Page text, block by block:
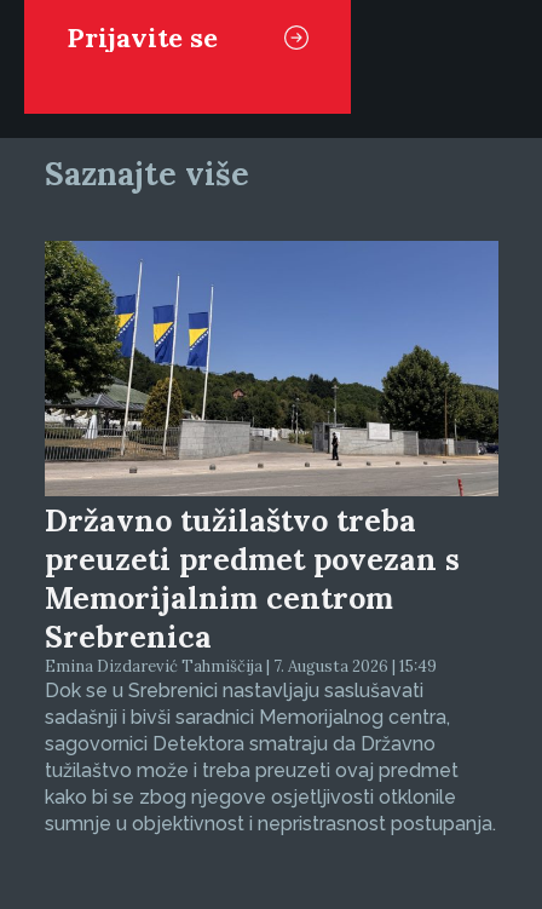
Saznajte više
Državno tužilaštvo treba
preuzeti predmet povezan s
Memorijalnim centrom
Srebrenica
Emina Dizdarević Tahmiščija | 7. Augusta 2026 | 15:49
Dok se u Srebrenici nastavljaju saslušavati
sadašnji i bivši saradnici Memorijalnog centra,
sagovornici Detektora smatraju da Državno
tužilaštvo može i treba preuzeti ovaj predmet
kako bi se zbog njegove osjetljivosti otklonile
sumnje u objektivnost i nepristrasnost postupanja.